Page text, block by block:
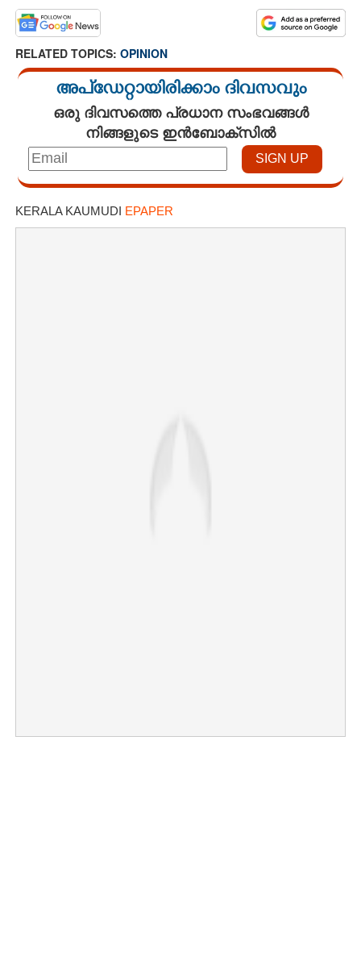
RELATED TOPICS: OPINION
അപ്ഡേറ്റായിരിക്കാം ദിവസവും
ഒരു ദിവസത്തെ പ്രധാന സംഭവങ്ങൾ
നിങ്ങളുടെ ഇൻബോക്സിൽ
KERALA KAUMUDI EPAPER